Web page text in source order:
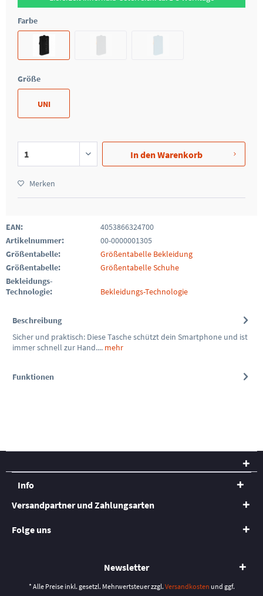
Farbe
Größe
UNI
In denWarenkorb
Merken
EAN:
4053866324700
Artikelnummer:
00-0000001305
Größentabelle:
Größentabelle Bekleidung
Größentabelle:
Größentabelle Schuhe
Bekleidungs-
Technologie:
Bekleidungs-Technologie
Beschreibung
Sicher und praktisch: Diese Tasche schützt dein Smartphone und ist
immer schnell zur Hand.... mehr
Funktionen
Info
Versandpartner und Zahlungsarten
Folge uns
Newsletter
* Alle Preise inkl. gesetzl. Mehrwertsteuer zzgl. Versandkosten und ggf.